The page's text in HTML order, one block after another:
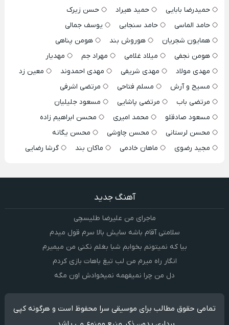
حمیدرضا بابایی
حمید هیراد
حسن زیرک
حامد الماسی
حامد سنجابی
یوسف جمالی
همایون شجریان
هوروش بند
هومن پناهی
هومن نجفی
میلاد غلامی مهراد جم
مهدیار
مهدی مولاد
مهدی شریفی مهدی احمدوند
معین زد
مسیح و آرش
مسلم فتاحی
مرتضی اشرفی
مرتضی باب
مرتضی پاشایی
مسعود جلیلیان
مسعود صادقلو
محمد امیری
محسن ابراهیم زاده
محسن لرستانی
محسن چاوشی
محسن یگانه
مجید رضوی
ماهان خادمی ماکان بند گرشا رضایی
آهنگ جدید
ماجرای من علیرضا طلیسچی
سلامتی آقام باشه سایش بالا سرم قول میدم
بیا که نمیتونم بخوابم شبا بغلم نکنی من میمیرم
انگار راه میرم من لب تیغ باهات بازی کردم
دل من چرا نمیفهمه نمیخوادش اون مگه
تمامی حقوق مطالب برای موسیقی سرا محفوظ است و هرگونه کپی